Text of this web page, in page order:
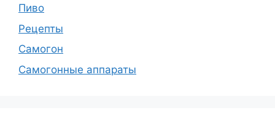
Пиво
Рецепты
Самогон
Самогонные аппараты